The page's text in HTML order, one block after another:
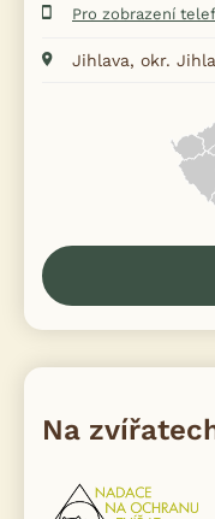
Pro zobrazení
Jihlava, okr.
Na